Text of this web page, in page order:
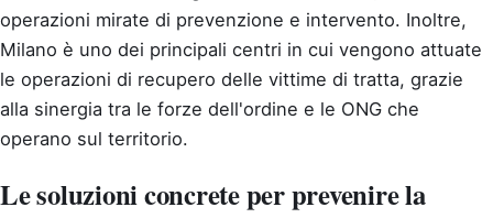
operazioni mirate di prevenzione e intervento. Inoltre,
Milano è uno dei principali centri in cui vengono attuate
le operazioni di recupero delle vittime di tratta, grazie
alla sinergia tra le forze dell'ordine e le ONG che
operano sul territorio.
Le soluzioni concrete per prevenire la